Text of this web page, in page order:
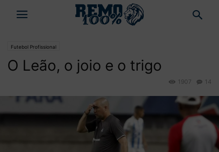
Futebol Profissional
O Leão, o joio e o trigo
14
1907